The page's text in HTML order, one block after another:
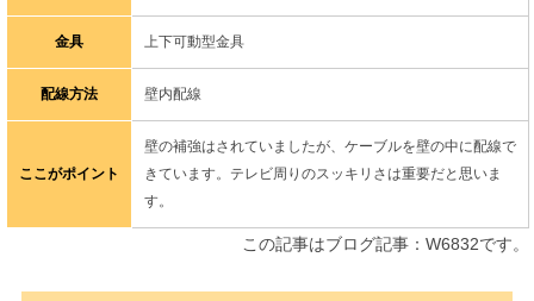
金具 上下可動型金具
配線方法 壁内配線
ここがポイント
壁の補強はされていましたが、ケーブルを壁の中に配線で
きています。テレビ周りのスッキリさは重要だと思いま
す。
この記事はブログ記事：W6832です。